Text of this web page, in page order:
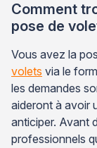
Comment
pose de
Vous avez la
volets via le
les demandes
aideront à avoir
anticiper. Avant
professionnels